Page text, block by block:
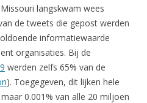
langskwam wees
de tweets die gepost werden
informatiewaarde
organisaties. Bij de
werden zelfs 65% van de
). Toegegeven, dit lijken hele
0.001% van alle 20 miljoen